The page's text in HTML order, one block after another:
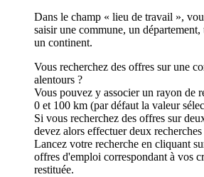
Dans le champ « lieu de travail »,
saisir une commune, un
un continent.
Vous recherchez des offres sur une
alentours ?
Vous pouvez y associer un rayon de
0 et 100 km (par défaut la valeur
Si vous recherchez des offres sur
devez alors effectuer deux recherches
Lancez votre recherche en cliquant
offres d'emploi correspondant à vos
restituée.